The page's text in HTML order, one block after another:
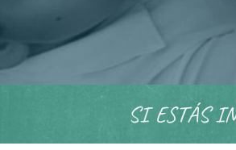
SI ESTÁS